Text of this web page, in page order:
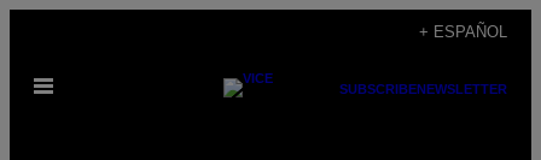
contenido
+ ESPAÑOL
Abrir
SUBSCRIBENEWSLETTER